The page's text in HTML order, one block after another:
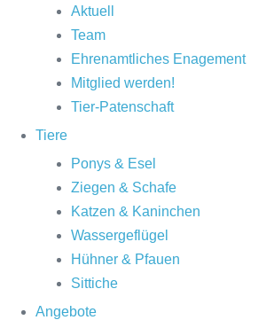
Aktuell
Team
Ehrenamtliches Enagement
Mitglied werden!
Tier-Patenschaft
Tiere
Ponys & Esel
Ziegen & Schafe
Katzen & Kaninchen
Wassergeflügel
Hühner & Pfauen
Sittiche
Angebote